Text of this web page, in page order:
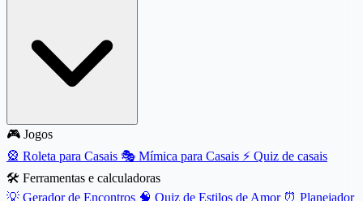
🎮 Jogos
🎡 Roleta para Casais 🎭 Mímica para Casais ⚡ Quiz de casais
🛠️ Ferramentas e calculadoras
💡 Gerador de Encontros 🧠 Quiz de Estilos de Amor ⏰ Planejador